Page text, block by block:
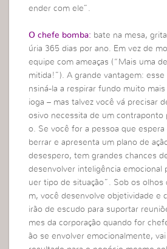
ender com ele”.
O chefe bomba: bate na mesa,
úria 365 dias por ano. Em vez de
equipe com ameaças (“Mais uma
mitida!”). A grande vantagem: esse
nsiná-la a respirar fundo muito
ioga – mas talvez você vá precisar
osivo necessita de um contraponto
o. Se você for a pessoa que
berrar e apresenta um plano de
desespero, tem grandes chances
desenvolver inteligência emocional
uer tipo de situação”. Sob os olhos
m, você desenvolve objetividade e
irão de escudo para suportar
mes da corporação quando for
ão se envolver emocionalmente,